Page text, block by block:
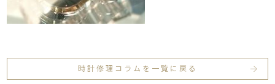
時計修理コラムを一覧に戻る